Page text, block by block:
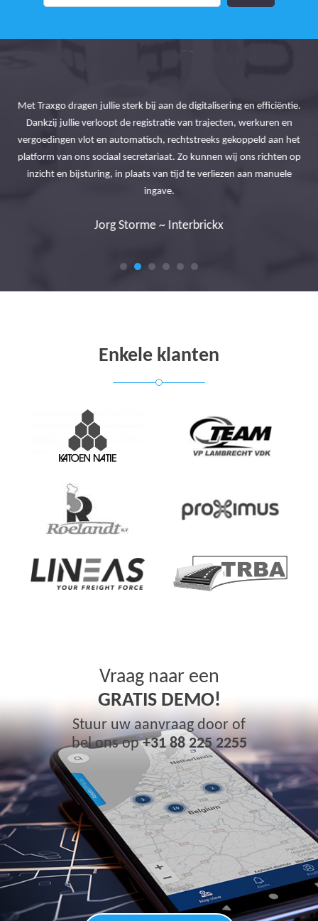
Met Traxgo dragen jullie sterk bij aan de digitalisering en efficiëntie.
Dankzij jullie verloopt de registratie van trajecten, werkuren en
vergoedingen vlot en automatisch, rechtstreeks gekoppeld aan het
platform van ons sociaal secretariaat. Zo kunnen wij ons richten op
inzicht en bijsturing, in plaats van tijd te verliezen aan manuele
ingave.
Jorg Storme ~ Interbrickx
Enkele klanten
Vraag naar een
GRATIS DEMO!
Stuur uw aanvraag door of
bel ons op+31 88 225 2255